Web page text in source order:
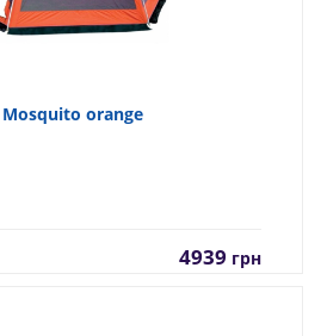
orange
4939 грн